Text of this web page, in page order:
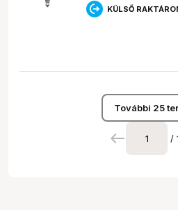
KÜLSŐ
További 25
/